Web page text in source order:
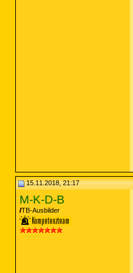
15.11.2018, 21:17
M-K-D-B
TB-Ausbilder